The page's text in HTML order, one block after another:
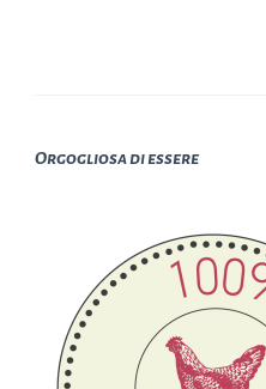
Orgogliosa di essere